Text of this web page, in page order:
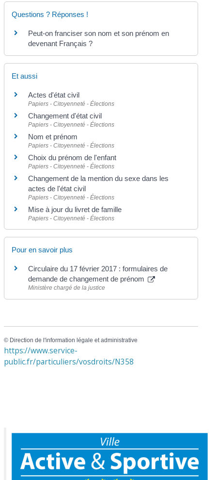
Questions ? Réponses !
Peut-on franciser son nom et son prénom en
devenant Français ?
Et aussi
Actes d'état civil
Papiers - Citoyenneté - Élections
Changement d'état civil
Papiers - Citoyenneté - Élections
Nom et prénom
Papiers - Citoyenneté - Élections
Choix du prénom de l'enfant
Papiers - Citoyenneté - Élections
Changement de la mention du sexe dans les
actes de l'état civil
Papiers - Citoyenneté - Élections
Mise à jour du livret de famille
Papiers - Citoyenneté - Élections
Pour en savoir plus
Circulaire du 17 février 2017 : formulaires de
demande de changement de prénom
Ministère chargé de la justice
© Direction de l'information légale et administrative
https://www.service-
public.fr/particuliers/vosdroits/N358